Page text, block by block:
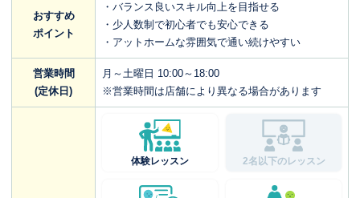
おすすめ
ポイント
・バランス良いスキル向上を目指せる
・少人数制で初心者でも安心できる
・アットホームな雰囲気で通い続けやすい
営業時間
(定休日)
月～土曜日 10:00～18:00
※営業時間は店舗により異なる場合があります
体験レッスン 2名以下のレッスン